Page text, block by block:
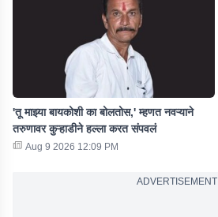
'तू माझ्या बायकोशी का बोलतोस,' म्हणत नवऱ्याने
तरुणावर कुऱ्हाडीने हल्ला करत संपवलं
Aug 9 2026 12:09 PM
ADVERTISEMENT